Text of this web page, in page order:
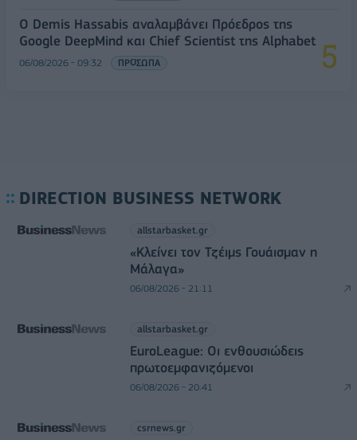
Ο Demis Hassabis αναλαμβάνει Πρόεδρος της
Google DeepMind και Chief Scientist της Alphabet
06/08/2026 - 09:32 ΠΡΟΣΩΠΑ
DIRECTION BUSINESS NETWORK
allstarbasket.gr
«Κλείνει τον Τζέιμς Γουάισμαν η
Μάλαγα»
06/08/2026 - 21:11
allstarbasket.gr
EuroLeague: Οι ενθουσιώδεις
πρωτοεμφανιζόμενοι
06/08/2026 - 20:41
csrnews.gr